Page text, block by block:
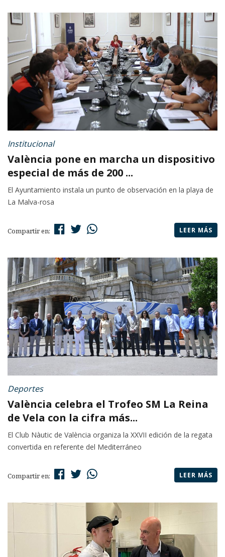
Institucional
València pone en marcha un dispositivo
especial de más de 200 ...
El Ayuntamiento instala un punto de observación en la playa de
La Malva-rosa
Compartir en: LEER MÁS
Deportes
València celebra el Trofeo SM La Reina
de Vela con la cifra más...
El Club Nàutic de València organiza la XXVII edición de la regata
convertida en referente del Mediterráneo
Compartir en: LEER MÁS